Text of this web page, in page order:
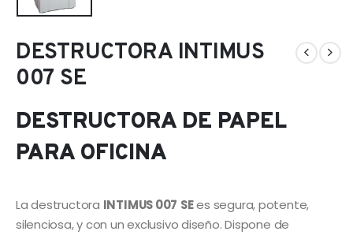
DESTRUCTORA INTIMUS
007 SE
DESTRUCTORA DE PAPEL
PARA OFICINA
La destructora INTIMUS 007 SEes segura, potente,
silenciosa, y con un exclusivo diseño. Dispone de